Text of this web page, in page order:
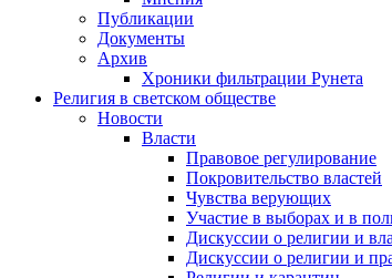
Публикации
Документы
Архив
Хроники фильтрации Рунета
Религия в светском обществе
Новости
Власти
Правовое регулирование
Покровительство властей
Чувства верующих
Участие в выборах и в
Дискуссии о религии и
Дискуссии о религии и